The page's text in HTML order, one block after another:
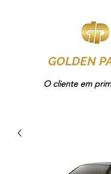
GOLDEN
O cliente em